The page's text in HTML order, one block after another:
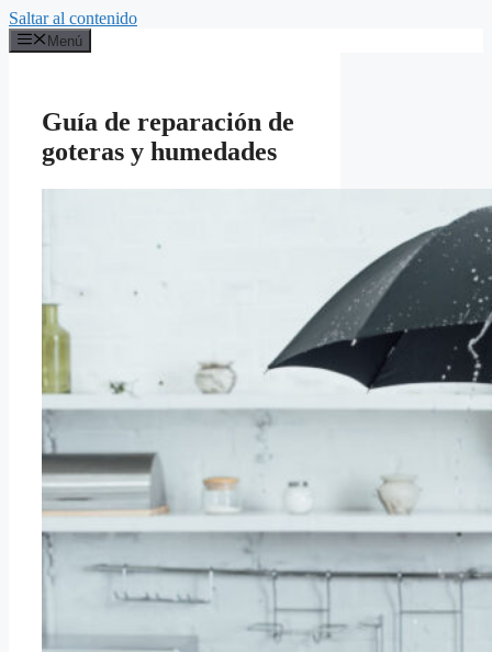
Saltar al contenido
Menú
Guía de reparación de
goteras y humedades